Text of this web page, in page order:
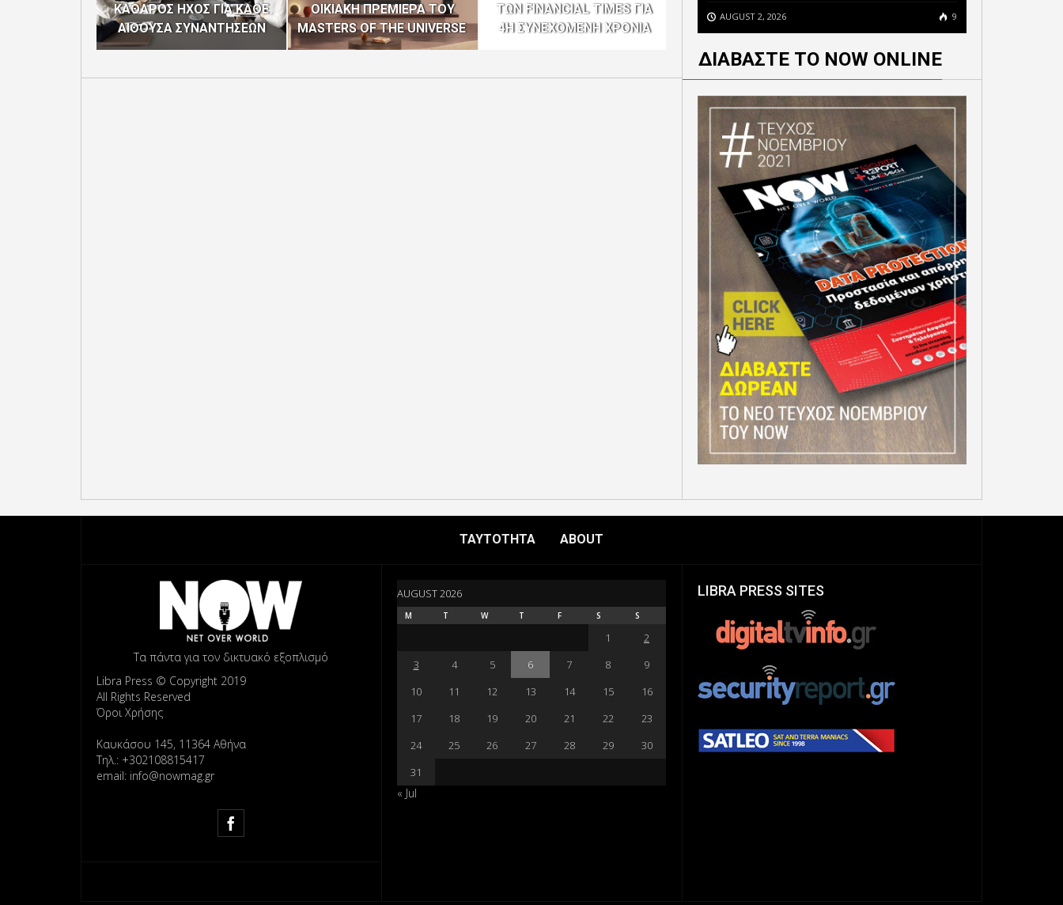
ΚΑΘΑΡΟΣ ΗΧΟΣ ΓΙΑ ΚΑΘΕ
ΑΙΘΟΥΣΑ ΣΥΝΑΝΤΗΣΕΩΝ
ΟΙΚΙΑΚΗ ΠΡΕΜΙΕΡΑ ΤΟΥ
MASTERS OF THE UNIVERSE
ΤΩΝ FINANCIAL TIMES ΓΙΑ
4Η ΣΥΝΕΧΟΜΕΝΗ ΧΡΟΝΙΑ
ΕΞΥΠΗΡΕΤΗΣΗΣ ΠΟΛΙΤΩΝ
ΦΕΡΝΟΥΝ ΤΟ CHATGPT GO
AUGUST 2, 2026 9
ΔΙΑΒΑΣΤΕ ΤΟ NOW ONLINE
ΤΑΥΤΟΤΗΤΑ ABOUT
Τα πάντα για τον δικτυακό εξοπλισμό
Libra Press © Copyright 2019
All Rights Reserved
Όροι Χρήσης
Καυκάσου 145, 11364 Αθήνα
Τηλ.: +302108815417
email: info@nowmag.gr
AUGUST 2026
M T W T F S S
1
2
3
4 5 6 7 8
9
10
11 12 13 14 15
16
17
18 19 20 21 22
23
24
25 26 27 28 29
30
31
« Jul
LIBRA PRESS SITES